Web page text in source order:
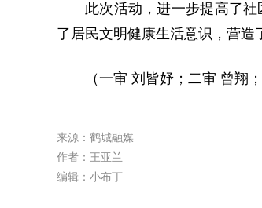
此次活动，进一步提高了
了居民文明健康生活意识，营造
（一审 刘皆妤；二审 曾翔
来源：鹤城融媒
作者：王亚兰
编辑：小布丁